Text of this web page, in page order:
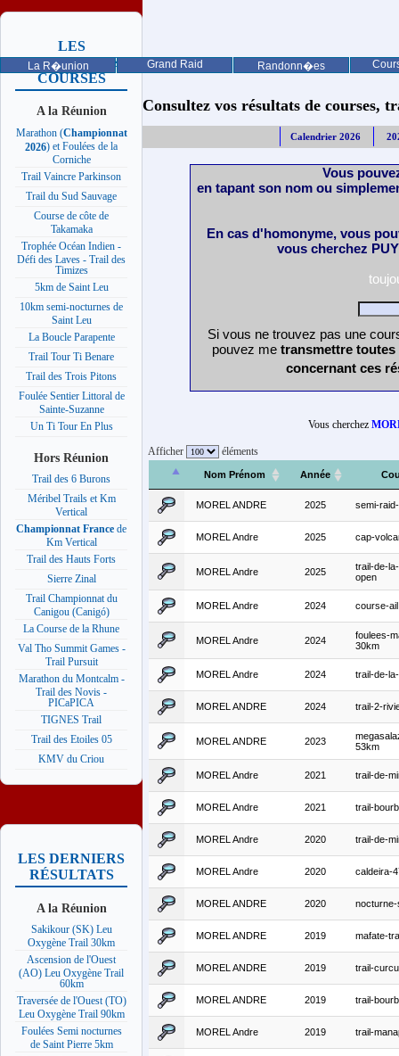
La R�union Grand Raid Randonn�es
LES
PROCHAINES
COURSES
A la Réunion
Marathon (Championnat
2026) et Foulées de la
Corniche
Trail Vaincre Parkinson
Trail du Sud Sauvage
Course de côte de
Takamaka
Trophée Océan Indien -
Défi des Laves - Trail des
Timizes
5km de Saint Leu
10km semi-nocturnes de
Saint Leu
La Boucle Parapente
Trail Tour Ti Benare
Trail des Trois Pitons
Foulée Sentier Littoral de
Sainte-Suzanne
Un Ti Tour En Plus
Hors Réunion
Trail des 6 Burons
Méribel Trails et Km
Vertical
Championnat France de
Km Vertical
Trail des Hauts Forts
Sierre Zinal
Trail Championnat du
Canigou (Canigó)
La Course de la Rhune
Val Tho Summit Games -
Trail Pursuit
Marathon du Montcalm -
Trail des Novis -
PICaPICA
TIGNES Trail
Trail des Etoiles 05
KMV du Criou
LES DERNIERS
RÉSULTATS
A la Réunion
Sakikour (SK) Leu
Oxygène Trail 30km
Ascension de l'Ouest
(AO) Leu Oxygène Trail
60km
Traversée de l'Ouest (TO)
Leu Oxygène Trail 90km
Foulées Semi nocturnes
de Saint Pierre 5km
Consultez vos résultats de courses,
Calendrier 2026
Vous
en tapant son nom ou
En cas d'homonyme, vous
vous cherchez
Si vous ne trouvez pas une
pouvez me transmettre
concernant ces
Vous cherchez
Afficher éléments
Nom Prénom Année
MOREL ANDRE 2025 semi-
MOREL Andre 2025 cap-
MOREL Andre 2025
trail-de-
open
MOREL Andre 2024 course-ail
MOREL Andre 2024
foulees-
30km
MOREL Andre 2024 trail-de-
MOREL ANDRE 2024 trail-2-
MOREL ANDRE 2023
53km
MOREL Andre 2021 trail-de-
MOREL Andre 2021 trail-
MOREL Andre 2020 trail-de-
MOREL Andre 2020 caldeira-
MOREL ANDRE 2020 nocturne-
MOREL ANDRE 2019 mafate-
MOREL ANDRE 2019 trail-
MOREL ANDRE 2019 trail-
MOREL Andre 2019 trail-